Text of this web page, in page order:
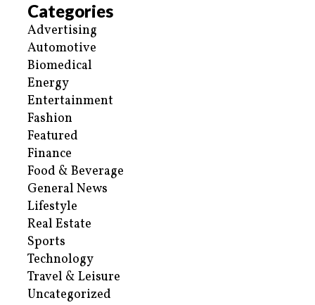
Categories
Advertising
Automotive
Biomedical
Energy
Entertainment
Fashion
Featured
Finance
Food & Beverage
General News
Lifestyle
Real Estate
Sports
Technology
Travel & Leisure
Uncategorized